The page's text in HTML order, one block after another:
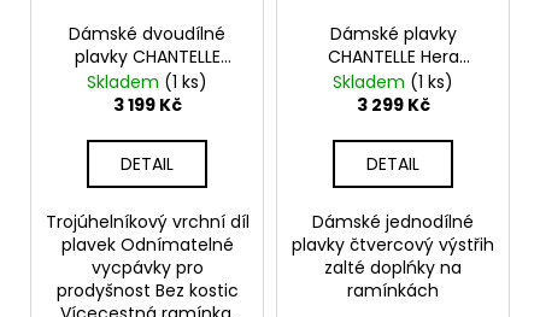
Dámské dvoudílné
plavky CHANTELLE
Sauvage C17UQF-
C17UA5
Skladem (1 ks)
3 199 Kč
DETAIL
Trojúhelníkový vrchní díl
plavek Odnímatelné
vycpávky pro
prodyšnost Bez kostic
Dámské plavky
CHANTELLE Hera
C16WR0
Skladem (1 ks)
3 299 Kč
DETAIL
Dámské jednodílné
plavky čtvercový výstřih
zalté doplńky na
ramínkách